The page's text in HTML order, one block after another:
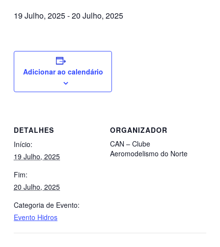
19 Julho, 2025-20 Julho, 2025
Adicionar ao calendário
DETALHES
Início:
19 Julho, 2025
Fim:
20 Julho, 2025
Categoria de Evento:
Evento Hidros
ORGANIZADOR
CAN – Clube
Aeromodelismo do Norte